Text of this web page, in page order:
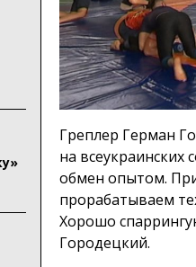
Греплер Герман
на всеукраинских
обмен опытом.
прорабатываем
Хорошо
Городецкий.